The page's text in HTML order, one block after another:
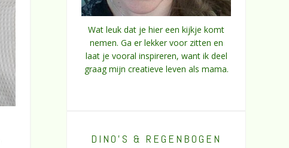
Wat leuk dat je hier een kijkje komt
nemen. Ga er lekker voor zitten en
laat je vooral inspireren, want ik deel
graag mijn creatieve leven als mama.
DINO’S & REGENBOGEN